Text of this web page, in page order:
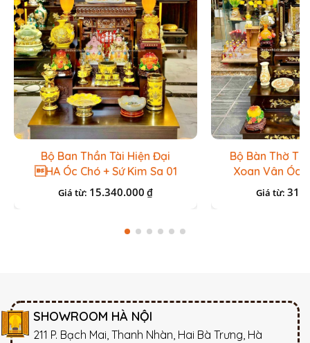
Bộ Ban Thần Tài Hiện Đại
HA Óc Chó + Sứ Kim Sa 01
Giá từ: 15.340.000 ₫
Bộ Bàn Thờ
Xoan Vân Óc
Giá từ:
SHOWROOM HÀ NỘI
211 P. Bạch Mai, Thanh Nhàn, Hai Bà Trưng, Hà